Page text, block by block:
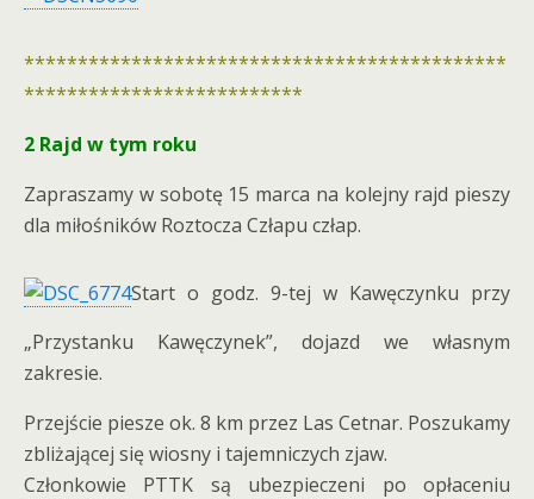
*********************************************
**************************
2 Rajd w tym roku
Zapraszamy w sobotę 15 marca na kolejny rajd pieszy
dla miłośników Roztocza Człapu człap.
Start o godz. 9-tej w Kawęczynku przy
„Przystanku Kawęczynek”, dojazd we własnym
zakresie.
Przejście piesze ok. 8 km przez Las Cetnar. Poszukamy
zbliżającej się wiosny i tajemniczych zjaw.
Członkowie PTTK są ubezpieczeni po opłaceniu